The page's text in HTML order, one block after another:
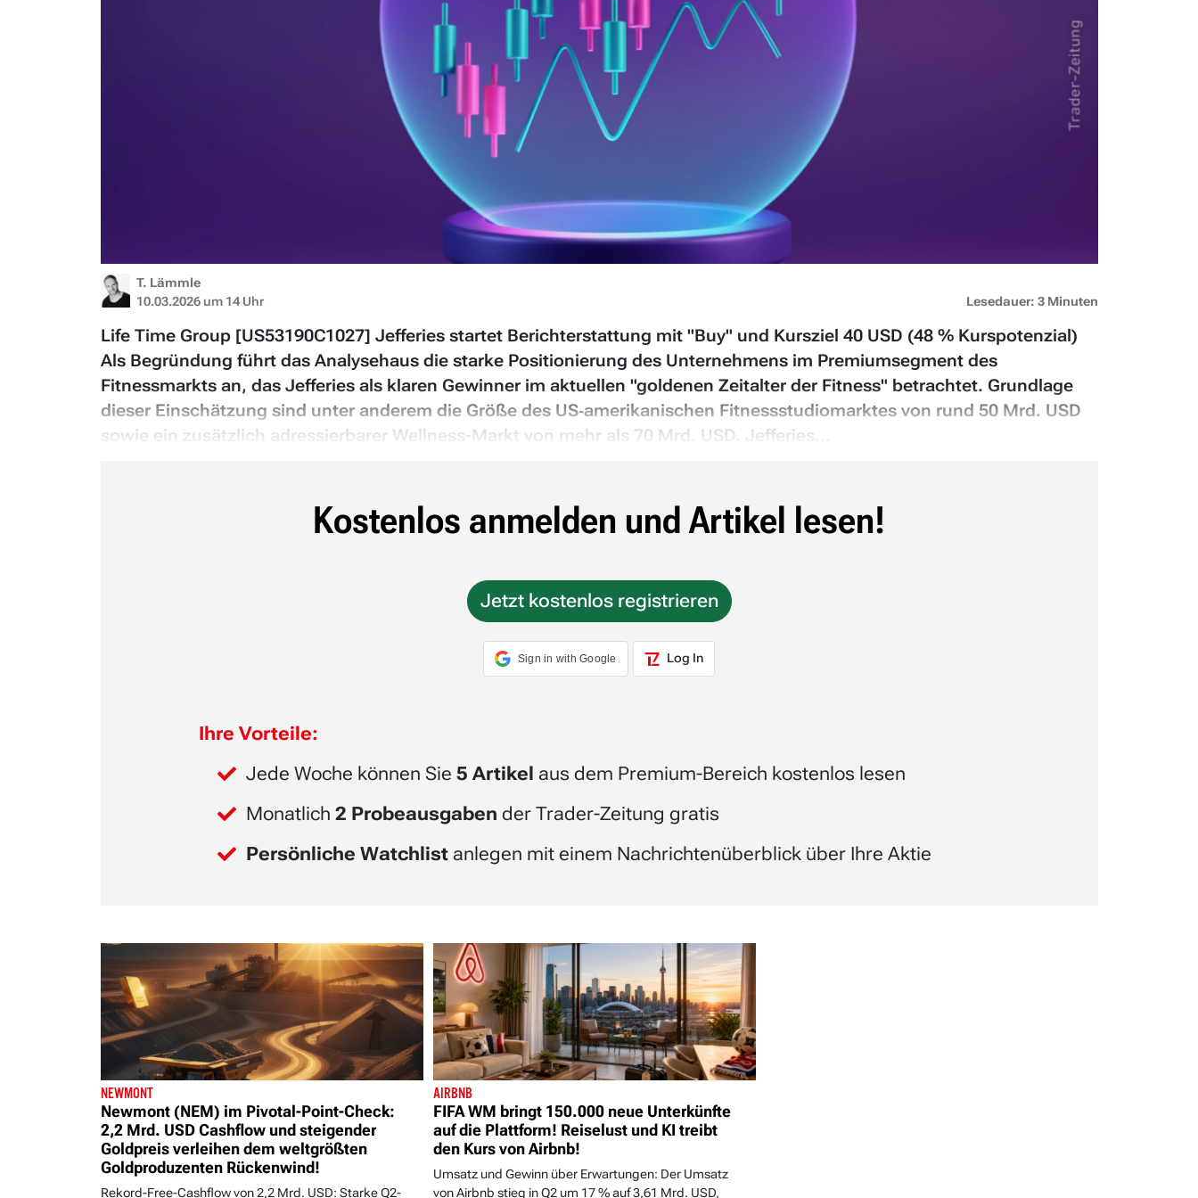
T. Lämmle
10.03.2026 um 14 Uhr
Lesedauer: 3 Minuten
Life Time Group [US53190C1027] Jefferies startet Berichterstattung mit "Buy" und Kursziel 40 USD (48 % Kurspotenzial)
Als Begründung führt das Analysehaus die starke Positionierung des Unternehmens im Premiumsegment des
Fitnessmarkts an, das Jefferies als klaren Gewinner im aktuellen "goldenen Zeitalter der Fitness" betrachtet. Grundlage
dieser Einschätzung sind unter anderem die Größe des US‑amerikanischen Fitnessstudiomarktes von rund 50 Mrd. USD
sowie ein zusätzlich adressierbarer Wellness-Markt von mehr als 70 Mrd. USD. Jefferies...
Kostenlos anmelden und Artikel lesen!
Jetzt kostenlos registrieren
Sign in with Google Log In
Ihre Vorteile:
Jede Woche können Sie 5 Artikel aus dem Premium-Bereich kostenlos lesen
Monatlich 2 Probeausgaben der Trader-Zeitung gratis
Persönliche Watchlistanlegen mit einem Nachrichtenüberblick über Ihre Aktie
NEWMONT
Newmont (NEM) im Pivotal-Point-Check:
2,2 Mrd. USD Cashflow und steigender
Goldpreis verleihen dem weltgrößten
Goldproduzenten Rückenwind!
Rekord-Free-Cashflow von 2,2 Mrd. USD: Starke Q2-
AIRBNB
FIFA WM bringt 150.000 neue Unterkünfte
auf die Plattform! Reiselust und KI treibt
den Kurs von Airbnb!
Umsatz und Gewinn über Erwartungen: Der Umsatz
von Airbnb stieg in Q2 um 17 % auf 3,61 Mrd. USD,